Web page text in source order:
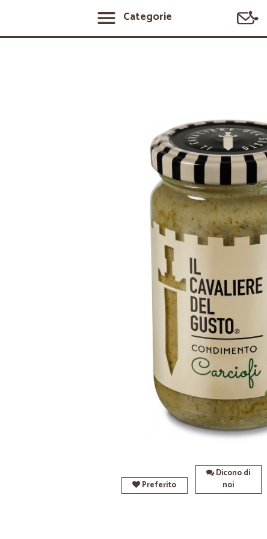
Categorie
Preferito
Dicono di
noi